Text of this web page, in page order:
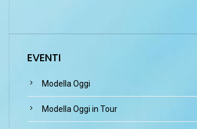
EVENTI
Modella Oggi
Modella Oggi in Tour